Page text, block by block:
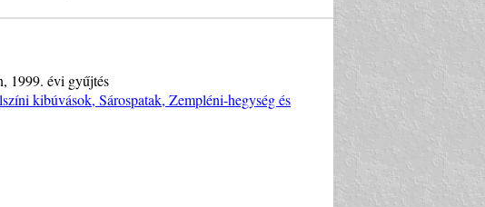
1999. évi gyűjtés
kibúvások, Sárospatak, Zempléni-hegység és